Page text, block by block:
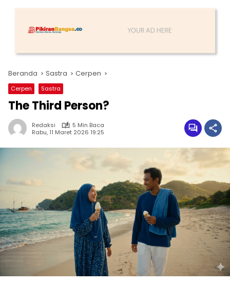
Beranda Sastra Cerpen
Cerpen Sastra
The Third Person?
Redaksi
5 Min Baca
Rabu, 11 Maret 2026 19:25